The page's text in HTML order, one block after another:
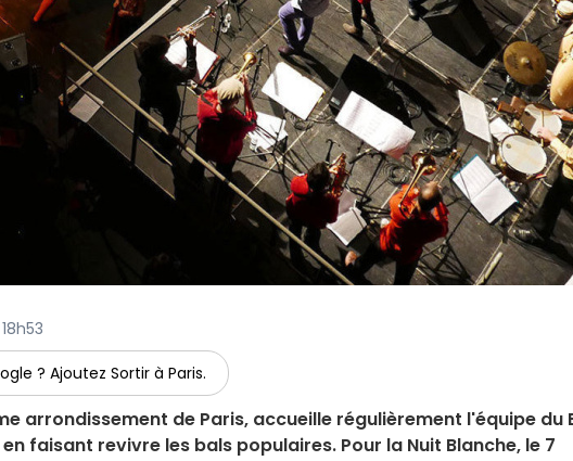
? Ajoutez Sortir à Paris.
arrondissement de Paris, accueille régulièrement l'équipe du
faisant revivre les bals populaires. Pour la Nuit Blanche, le 7